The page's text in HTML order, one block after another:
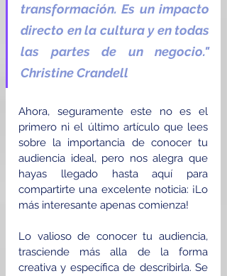
transformación. Es un impacto
directo en la cultura y en todas
las partes de un negocio."
Christine Crandell
Ahora, seguramente este no es el
primero ni el último artículo que lees
sobre la importancia de conocer tu
audiencia ideal, pero nos alegra que
hayas llegado hasta aquí para
compartirte una excelente noticia: ¡Lo
más interesante apenas comienza!
Lo valioso de conocer tu audiencia,
trasciende más alla de la forma
creativa y específica de describirla. Se